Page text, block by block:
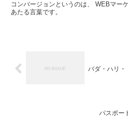
コンバージョンというのは、 WEBマー
あたる言葉です。
バダ・ハリ・
パスポー